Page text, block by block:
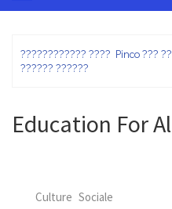
???????????? ???? Pinco ???
?????? ??????
Education For
Culture Sociale